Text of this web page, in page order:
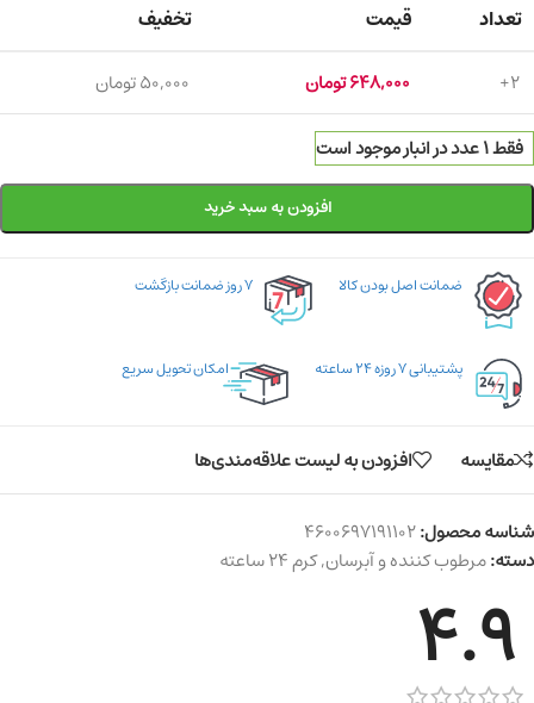
تعداد قیمت تخفیف
2+
648,000تومان 50,000تومان
فقط 1 عدد در انبار موجود است
افزودن به سبد خرید
ضمانت اصل بودن کالا ۷ روز ضمانت بازگشت
پشتیبانی ۷ روزه ۲۴ ساعته امکان تحویل سریع
مقایسه افزودن به لیست علاقه‌مندی‌ها
شناسه محصول:4600697191102
دسته:مرطوب کننده و آبرسان,کرم ۲۴ ساعته
4.9